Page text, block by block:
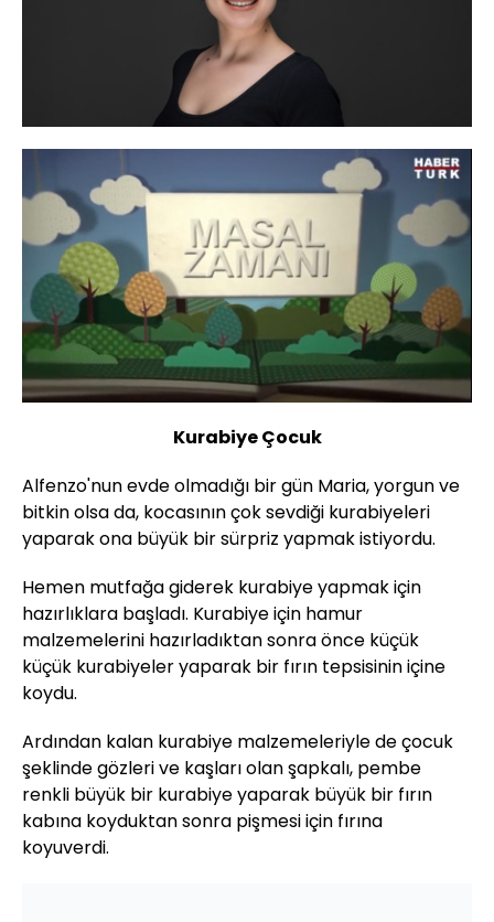
Sesi
Aç
Yüklendi:
17.46%
Oynatma
Hızı
Kurabiye Çocuk
Alfenzo'nun evde olmadığı bir gün Maria, yorgun ve
bitkin olsa da, kocasının çok sevdiği kurabiyeleri
yaparak ona büyük bir sürpriz yapmak istiyordu.
Hemen mutfağa giderek kurabiye yapmak için
hazırlıklara başladı. Kurabiye için hamur
malzemelerini hazırladıktan sonra önce küçük
küçük kurabiyeler yaparak bir fırın tepsisinin içine
koydu.
Ardından kalan kurabiye malzemeleriyle de çocuk
şeklinde gözleri ve kaşları olan şapkalı, pembe
renkli büyük bir kurabiye yaparak büyük bir fırın
kabına koyduktan sonra pişmesi için fırına
koyuverdi.